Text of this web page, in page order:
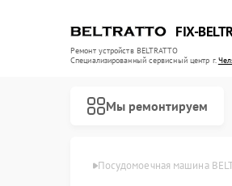
FIX-
Ремонт устройств BELTRATTO
Специализированный cервисный центр г.
Мы ремонтируем
Посудомоечная машина